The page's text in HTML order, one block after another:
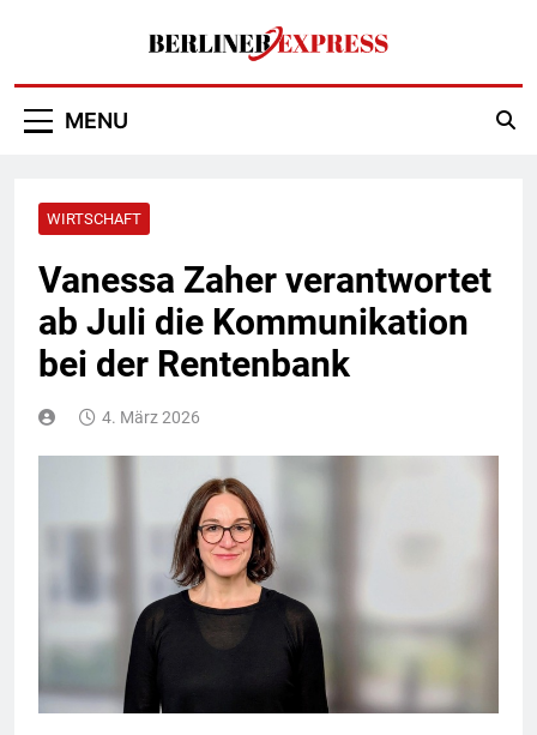
Berliner Express
MENU
WIRTSCHAFT
Vanessa Zaher verantwortet
ab Juli die Kommunikation
bei der Rentenbank
4. März 2026